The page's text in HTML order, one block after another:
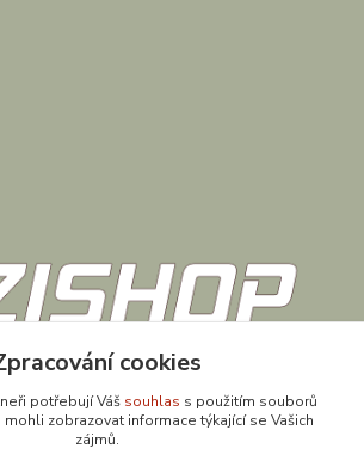
cookies
potřebují Váš souhlas s použitím souborů
mohli zobrazovat informace týkající se Vašich
zájmů.